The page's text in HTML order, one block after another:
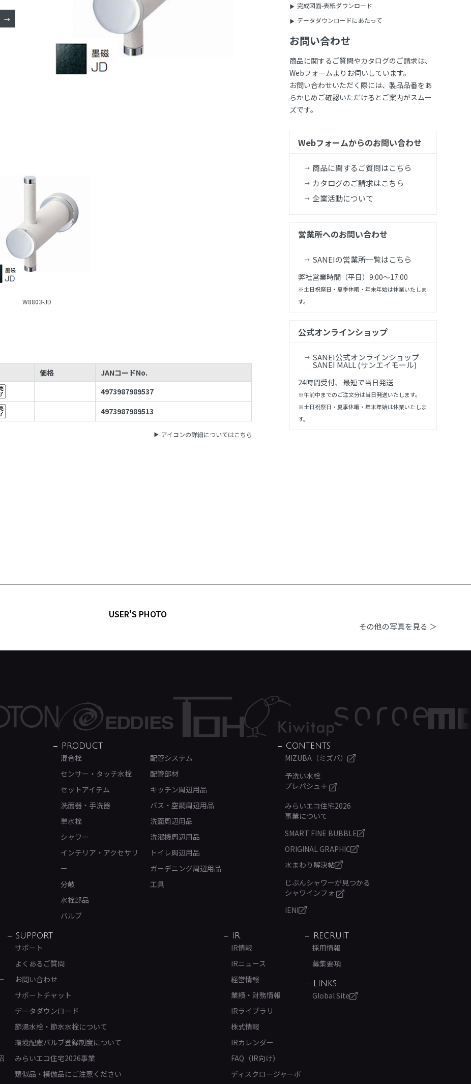
W8803-JD
価格
JANコードNo.
4973987989537
4973987989513
アイコンの詳細についてはこちら
完成図面-表紙ダウンロード
データダウンロードにあたって
お問い合わせ
商品に関するご質問やカタログのご請求は、
Webフォームよりお伺いしています。
お問い合わせいただく際には、製品品番をあ
らかじめご確認いただけるとご案内がスムー
ズです。
Webフォームからのお問い合わせ
商品に関するご質問はこちら
カタログのご請求はこちら
企業活動について
営業所へのお問い合わせ
SANEIの営業所一覧はこちら
弊社営業時間（平日）9:00～17:00
※土日祝祭日・夏季休暇・年末年始は休業いたしま
す。
公式オンラインショップ
SANEI公式オンラインショップ
SANEI MALL (サンエイモール)
24時間受付、 最短で当日発送
※午前中までのご注文分は当日発送いたします。
※土日祝祭日・夏季休暇・年末年始は休業いたしま
す。
USER'S PHOTO
その他の写真を見る ＞
PRODUCT
混合栓
センサー・タッチ水栓
セットアイテム
洗面器・手洗器
単水栓
シャワー
インテリア・アクセサリ
ー
分岐
水栓部品
バルブ
配管システム
配管部材
キッチン周辺用品
バス・空調周辺用品
洗面周辺用品
洗濯機周辺用品
トイレ周辺用品
ガーデニング周辺用品
工具
CONTENTS
MIZUBA（ミズバ）
予洗い水栓
プレパシュ＋
みらいエコ住宅2026
事業について
SMART FINE BUBBLE
ORIGINAL GRAPHIC
水まわり解決帖
じぶんシャワーが見つかる
シャワインフォ
IENI
SUPPORT
サポート
よくあるご質問
お問い合わせ
サポートチャット
データダウンロード
節湯水栓・節水水栓について
環境配慮バルブ登録制度について
みらいエコ住宅2026事業
類似品・模倣品にご注意ください
IR
IR情報
IRニュース
経営情報
業績・財務情報
IRライブラリ
株式情報
IRカレンダー
FAQ（IR向け）
ディスクロージャーポ
RECRUIT
採用情報
募集要項
LINKS
Global Site